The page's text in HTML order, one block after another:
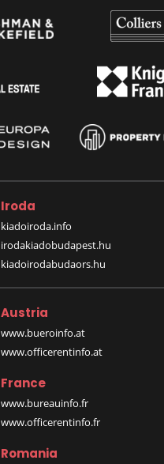
Iroda
kiadoiroda.info
irodakiadobudapest.hu
kiadoirodabudaors.hu
Austria
www.bueroinfo.at
www.officerentinfo.at
France
www.bureauinfo.fr
www.officerentinfo.fr
Romania